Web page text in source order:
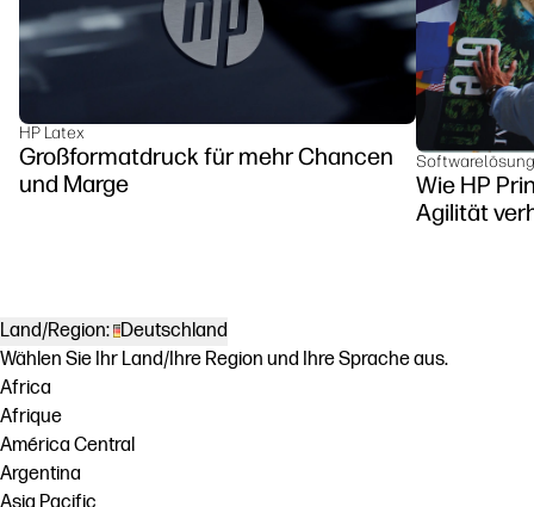
HP Latex
Großformatdruck für mehr Chancen
und Marge
Wie HP
Agilität
Land/Region: Deutschland
Wählen Sie Ihr Land/Ihre Region und Ihre Sprache aus.
Africa
Afrique
América Central
Argentina